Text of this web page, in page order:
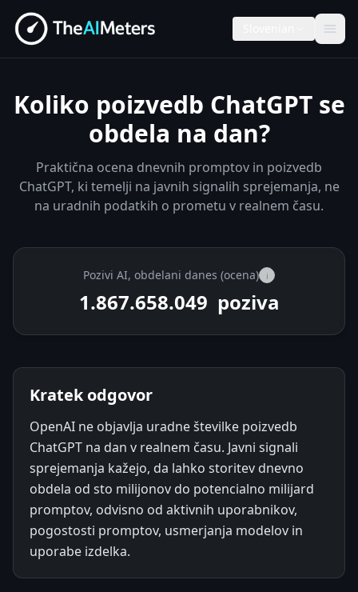
Koliko poizvedb ChatGPT se
obdela na dan?
Praktična ocena dnevnih promptov in poizvedb
ChatGPT, ki temelji na javnih signalih sprejemanja, ne
na uradnih podatkih o prometu v realnem času.
Pozivi AI, obdelani danes (ocena) i
1.867.665.549 poziva
Kratek odgovor
OpenAI ne objavlja uradne številke poizvedb
ChatGPT na dan v realnem času. Javni signali
sprejemanja kažejo, da lahko storitev dnevno
obdela od sto milijonov do potencialno milijard
promptov, odvisno od aktivnih uporabnikov,
pogostosti promptov, usmerjanja modelov in
uporabe izdelka.